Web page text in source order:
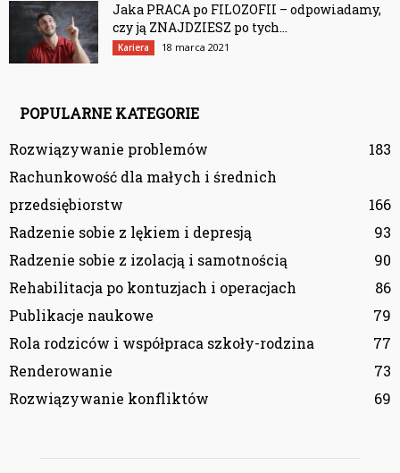
Jaka PRACA po FILOZOFII – odpowiadamy,
czy ją ZNAJDZIESZ po tych...
Kariera 18 marca 2021
POPULARNE KATEGORIE
Rozwiązywanie problemów
183
Rachunkowość dla małych i średnich
przedsiębiorstw
166
Radzenie sobie z lękiem i depresją
93
Radzenie sobie z izolacją i samotnością
90
Rehabilitacja po kontuzjach i operacjach
86
Publikacje naukowe
79
Rola rodziców i współpraca szkoły-rodzina
77
Renderowanie
73
Rozwiązywanie konfliktów
69